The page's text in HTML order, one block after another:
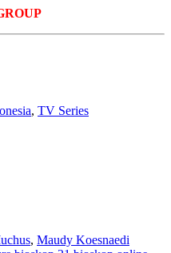
, TV Series
, Maudy Koesnaedi